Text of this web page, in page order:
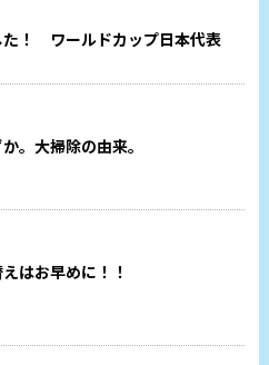
た！ ワールドカップ日本代表
。大掃除の由来。
はお早めに！！